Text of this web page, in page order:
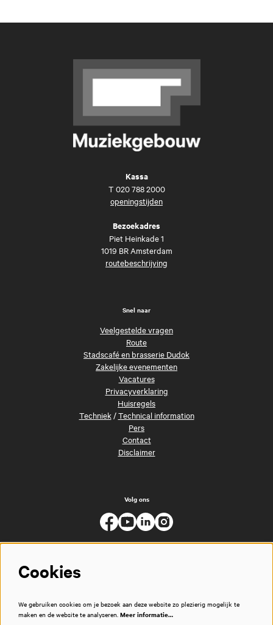
Kassa
T 020 788 2000
openingstijden
Bezoekadres
Piet Heinkade 1
1019 BR Amsterdam
routebeschrijving
Snel naar
Veelgestelde vragen
Route
Stadscafé en brasserie Dudok
Zakelijke evenementen
Vacatures
Privacyverklaring
Huisregels
Techniek/Technical information
Pers
Contact
Disclaimer
Volg ons
Cookies
We gebruiken cookies om je bezoek aan deze website zo plezierig mogelijk te
maken en de website te analyseren. Meer informatie…